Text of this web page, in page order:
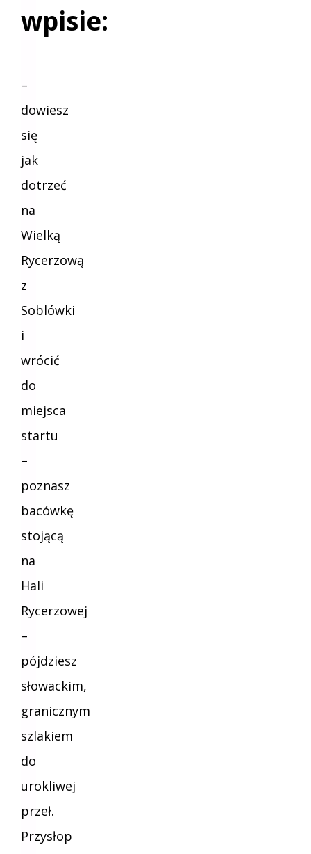
wpisie:
–
dowiesz
się
jak
dotrzeć
na
Wielką
Rycerzową
z
Soblówki
i
wrócić
do
miejsca
startu
–
poznasz
bacówkę
stojącą
na
Hali
Rycerzowej
–
pójdziesz
słowackim,
granicznym
szlakiem
do
urokliwej
przeł.
Przysłop